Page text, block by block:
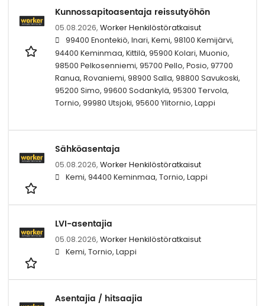
Kunnossapitoasentaja reissutyöhön
05.08.2026, Worker Henkilöstöratkaisut
99400 Enontekiö, Inari, Kemi, 98100 Kemijärvi,
94400 Keminmaa, Kittilä, 95900 Kolari, Muonio,
98500 Pelkosenniemi, 95700 Pello, Posio, 97700
Ranua, Rovaniemi, 98900 Salla, 98800 Savukoski,
95200 Simo, 99600 Sodankylä, 95300 Tervola,
Tornio, 99980 Utsjoki, 95600 Ylitornio, Lappi
Sähköasentaja
05.08.2026, Worker Henkilöstöratkaisut
Kemi, 94400 Keminmaa, Tornio, Lappi
LVI-asentajia
05.08.2026, Worker Henkilöstöratkaisut
Kemi, Tornio, Lappi
Asentajia / hitsaajia